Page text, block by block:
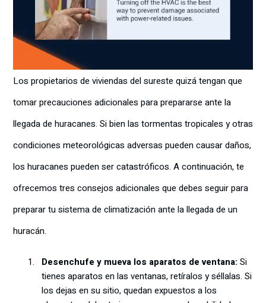
Los propietarios de viviendas del sureste quizá tengan que
tomar precauciones adicionales para prepararse ante la
llegada de huracanes. Si bien las tormentas tropicales y otras
condiciones meteorológicas adversas pueden causar daños,
los huracanes pueden ser catastróficos. A continuación, te
ofrecemos tres consejos adicionales que debes seguir para
preparar tu sistema de climatización ante la llegada de un
huracán.
Desenchufe y mueva los aparatos de ventana: Si
tienes aparatos en las ventanas, retíralos y séllalas. Si
los dejas en su sitio, quedan expuestos a los